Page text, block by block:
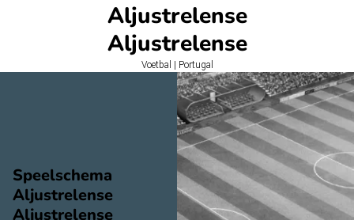
Aljustrelense
Aljustrelense
Voetbal | Portugal
Speelschema
Aljustrelense
Aljustrelense